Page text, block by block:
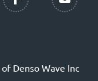
Denso Wave Inc